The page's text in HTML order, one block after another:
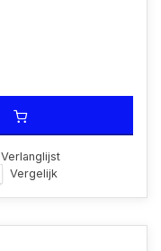
Verlanglijst
Vergelijk